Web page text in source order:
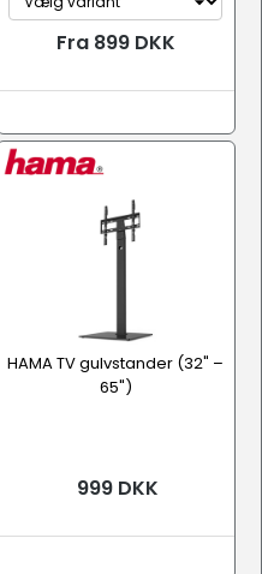
Fra 899 DKK
HAMA TV gulvstander (32" –
65")
999 DKK